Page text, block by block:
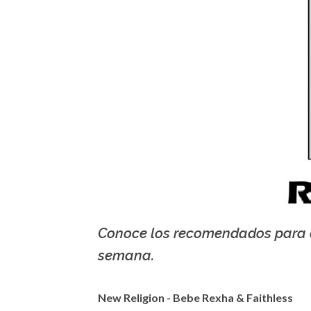
Conoce los recomendados para
semana.
New Religion - Bebe Rexha & Faithless